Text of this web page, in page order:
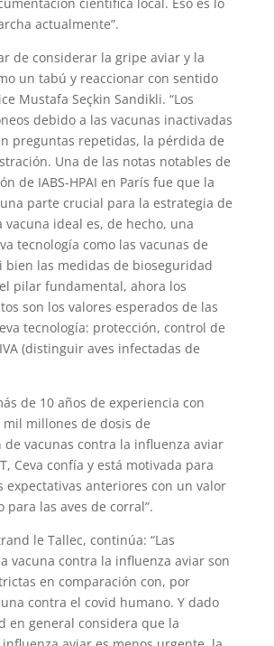
actualmente”.
de considerar la gripe aviar y la
un tabú y reaccionar con sentido
Mustafa Seçkin Sandikli. “Los
debido a las vacunas inactivadas
preguntas repetidas, la pérdida de
Una de las notas notables de
de IABS-HPAI en París fue que la
parte crucial para la estrategia de
vacuna ideal es, de hecho, una
tecnología como las vacunas de
bien las medidas de bioseguridad
pilar fundamental, ahora los
son los valores esperados de las
tecnología: protección, control de
(distinguir aves infectadas de
de 10 años de experiencia con
millones de dosis de
vacunas contra la influenza aviar
Ceva confía y está motivada para
expectativas anteriores con un valor
para las aves de corral”.
le Tallec, continúa: “Las
vacuna contra la influenza aviar son
en comparación con, por
contra el covid humano. Y dado
en general considera que la